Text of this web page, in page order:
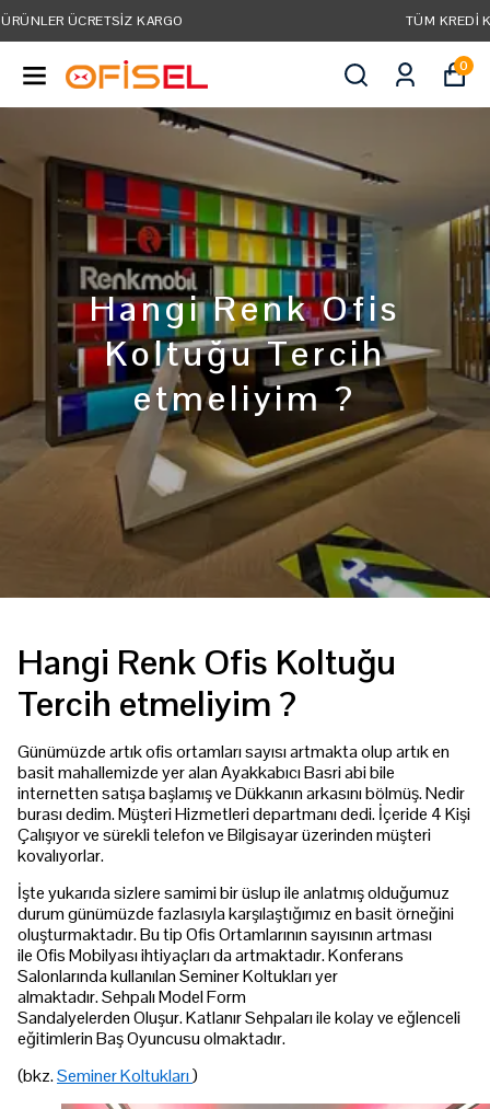
TÜM KREDI KARTLARINA VADE FARKSIZ 3 TAKSIT!
0
Hangi Renk Ofis
Koltuğu Tercih
etmeliyim ?
Hangi Renk Ofis Koltuğu
Tercih etmeliyim ?
Günümüzde artık ofis ortamları sayısı artmakta olup artık en
basit mahallemizde yer alan Ayakkabıcı Basri abi bile
internetten satışa başlamış ve Dükkanın arkasını bölmüş. Nedir
burası dedim. Müşteri Hizmetleri departmanı dedi. İçeride 4 Kişi
Çalışıyor ve sürekli telefon ve Bilgisayar üzerinden müşteri
kovalıyorlar.
İşte yukarıda sizlere samimi bir üslup ile anlatmış olduğumuz
durum günümüzde fazlasıyla karşılaştığımız en basit örneğini
oluşturmaktadır. Bu tip Ofis Ortamlarının sayısının artması
ile Ofis Mobilyası ihtiyaçları da artmaktadır. Konferans
Salonlarında kullanılan Seminer Koltukları yer
almaktadır. Sehpalı Model Form
Sandalyelerden Oluşur. Katlanır Sehpaları ile kolay ve eğlenceli
eğitimlerin Baş Oyuncusu olmaktadır.
(bkz.Seminer Koltukları)